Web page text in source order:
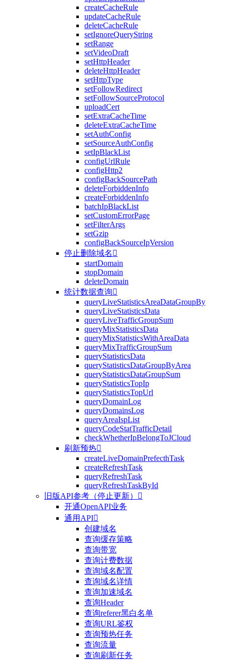
createCacheRule
updateCacheRule
deleteCacheRule
setIgnoreQueryString
setRange
setVideoDraft
setHttpHeader
deleteHttpHeader
setHttpType
setFollowRedirect
setFollowSourceProtocol
uploadCert
setExtraCacheTime
deleteExtraCacheTime
setAuthConfig
setSourceAuthConfig
setIpBlackList
configUrlRule
configHttp2
configBackSourcePath
deleteForbiddenInfo
createForbiddenInfo
batchIpBlackList
setCustomErrorPage
setFilterArgs
setGzip
configBackSourceIpVersion
停止删除域名 
startDomain
stopDomain
deleteDomain
统计数据查询
queryLiveStatisticsAreaDataGroupBy
queryLiveStatisticsData
queryLiveTrafficGroupSum
queryMixStatisticsData
queryMixStatisticsWithAreaData
queryMixTrafficGroupSum
queryStatisticsData
queryStatisticsDataGroupByArea
queryStatisticsDataGroupSum
queryStatisticsTopIp
queryStatisticsTopUrl
queryDomainLog
queryDomainsLog
queryAreaIspList
queryCodeStatTrafficDetail
checkWhetherIpBelongToJCloud
刷新预热
createLiveDomainPrefecthTask
createRefreshTask
queryRefreshTask
queryRefreshTaskById
旧版API参考（停止更新）

开通OpenAPI业务
通用API
创建域名
查询缓存策略
查询带宽
查询计费数据
查询域名配置
查询域名详情
查询加速域名
查询Header
查询referer黑白名单
查询URL鉴权
查询预热任务
查询流量
查询刷新任务